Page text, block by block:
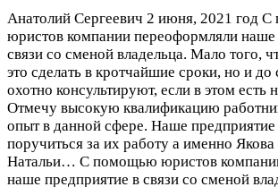
Анатолий Сергеевич 2 июня, 2021 год С
юристов компании переоформляли наше
связи со сменой владельца. Мало того,
это сделать в кротчайшие сроки, но и до
охотно консультируют, если в этом есть
Отмечу высокую квалификацию
опыт в данной сфере. Наше
поручиться за их работу а именно
Натальи… С помощью юристов
наше предприятие в связи со сменой